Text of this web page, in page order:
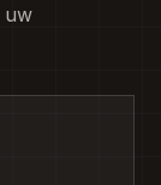
uw